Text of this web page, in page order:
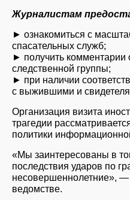
Журналистам
► ознакомиться с
спасательных служб;
► получить комментарии
следственной группы;
► при наличии
с выжившими и
Организация визита
трагедии
политики
«Мы заинтересованы в
последствия ударов по
несовершеннолетние», —
ведомстве.